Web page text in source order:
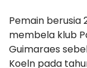
Pemain berusia
membela klub
Guimaraes
Koeln pada